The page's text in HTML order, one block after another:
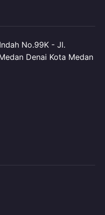
No.99K - Jl.
Denai Kota Medan